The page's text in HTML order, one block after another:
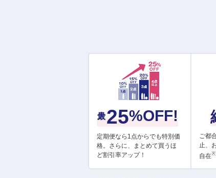
25%OFF!
定期便なら1点からでも特別価
格。さらに、まとめて買うほ
ど割引率アップ！
ご都
止、
自在